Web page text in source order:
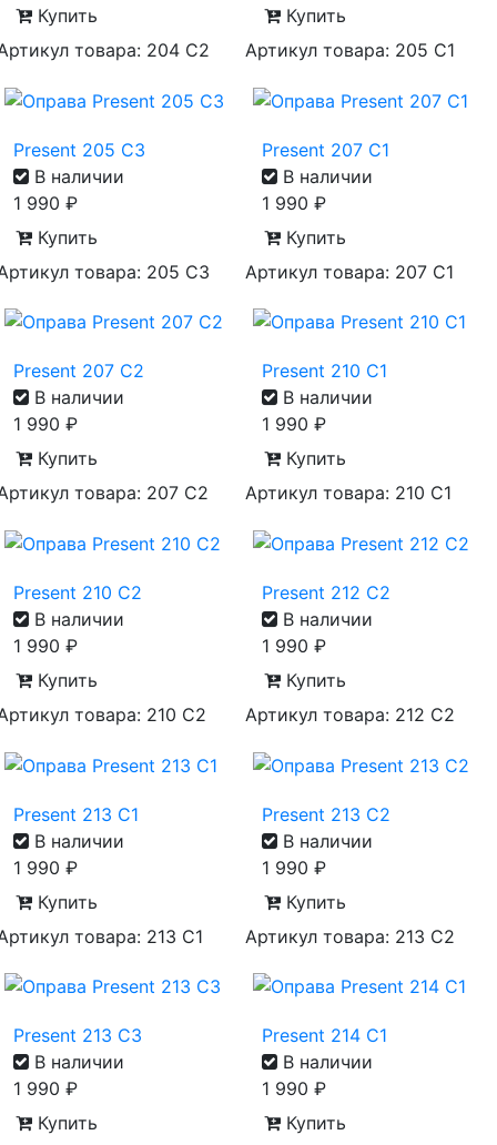
Купить
товара: 204 C2
Купить
Артикул товара: 205 C1
Present 205 C3
В наличии
1 990 ₽
Купить
товара: 205 C3
Present 207 C1
В наличии
1 990 ₽
Купить
Артикул товара: 207 C1
Present 207 C2
В наличии
1 990 ₽
Купить
товара: 207 C2
Present 210 C1
В наличии
1 990 ₽
Купить
Артикул товара: 210 C1
Present 210 C2
В наличии
1 990 ₽
Купить
товара: 210 C2
Present 212 C2
В наличии
1 990 ₽
Купить
Артикул товара: 212 C2
Present 213 C1
В наличии
1 990 ₽
Купить
товара: 213 C1
Present 213 C2
В наличии
1 990 ₽
Купить
Артикул товара: 213 C2
Present 213 C3
В наличии
1 990 ₽
Купить
Present 214 C1
В наличии
1 990 ₽
Купить